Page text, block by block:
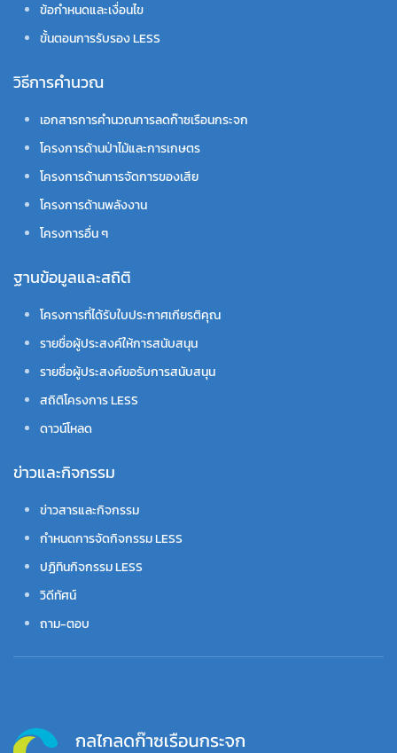
ข้อกำหนดและเงื่อนไข
ขั้นตอนการรับรอง LESS
วิธีการคำนวณ
เอกสารการคำนวณการลดก๊าซเรือนกระจก
โครงการด้านป่าไม้และการเกษตร
โครงการด้านการจัดการของเสีย
โครงการด้านพลังงาน
โครงการอื่น ๆ
ฐานข้อมูลและสถิติ
โครงการที่ได้รับใบประกาศเกียรติคุณ
รายชื่อผู้ประสงค์ให้การสนับสนุน
รายชื่อผู้ประสงค์ขอรับการสนับสนุน
สถิติโครงการ LESS
ดาวน์โหลด
ข่าวและกิจกรรม
ข่าวสารและกิจกรรม
กำหนดการจัดกิจกรรม LESS
ปฏิทินกิจกรรม LESS
วิดีทัศน์
ถาม-ตอบ